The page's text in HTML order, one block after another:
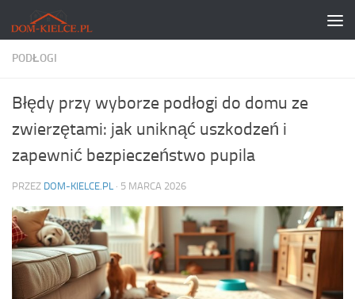
Skip to content
PODŁOGI
Błędy przy wyborze podłogi do domu ze
zwierzętami: jak uniknąć uszkodzeń i
zapewnić bezpieczeństwo pupila
PRZEZ DOM-KIELCE.PL · 5 MARCA 2026